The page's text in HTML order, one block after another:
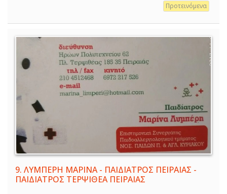
Προτεινόμενα
9. ΛΥΜΠΕΡΗ ΜΑΡΙΝΑ - ΠΑΙΔΙΑΤΡΟΣ ΠΕΙΡΑΙΑΣ -
ΠΑΙΔΙΑΤΡΟΣ ΤΕΡΨΙΘΕΑ ΠΕΙΡΑΙΑΣ